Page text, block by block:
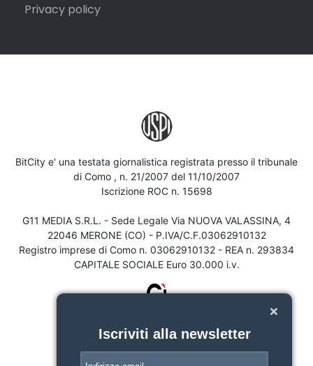
Privacy policy
BitCity e' una testata giornalistica registrata presso il tribunale
di Como , n. 21/2007 del 11/10/2007
Iscrizione ROC n. 15698
G11 MEDIA S.R.L. - Sede Legale Via NUOVA VALASSINA, 4
22046 MERONE (CO) - P.IVA/C.F.03062910132
Registro imprese di Como n. 03062910132 - REA n. 293834
CAPITALE SOCIALE Euro 30.000 i.v.
Iscriviti alla newsletter